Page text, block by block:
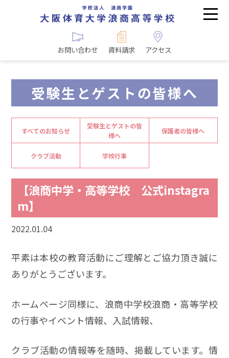
お問い合わせ 資料請求 アクセス
受験生とゲストの皆様へ
すべてのお知らせ
受験生とゲストの皆
様へ
保護者の皆様へ
クラブ活動 学校行事
【浪商中学・高等学校 公式instagra
m】
2022.01.04
平素は本校の教育活動にご理解とご協力頂き誠に
ありがとうございます。
ホームページ同様に、浪商中学校浪商・高等学校
の行事やイベント情報、入試情報、
クラブ活動の情報等を随時、掲載しています。情